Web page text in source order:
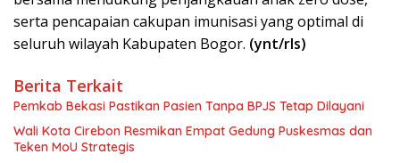
serta pencapaian cakupan imunisasi yang optimal di
seluruh wilayah Kabupaten Bogor. (ynt/rls)
Berita Terkait
Pemkab Bekasi Pastikan Pasien Tanpa BPJS Tetap Dilayani
Wali Kota Cirebon Resmikan Empat Gedung Puskesmas dan
Teken MoU Strategis